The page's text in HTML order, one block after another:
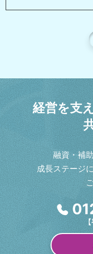
経営を支
融資・補
成長ステージ